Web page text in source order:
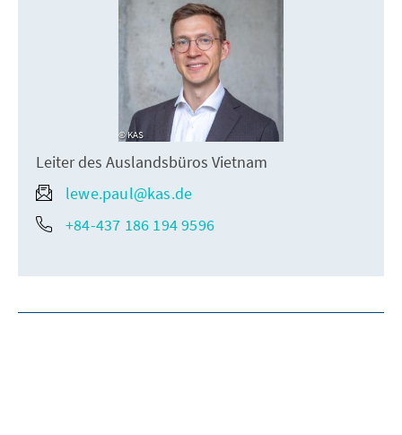
KAS
Leiter des Auslandsbüros Vietnam
lewe.paul@kas.de
+84-437 186 194 9596